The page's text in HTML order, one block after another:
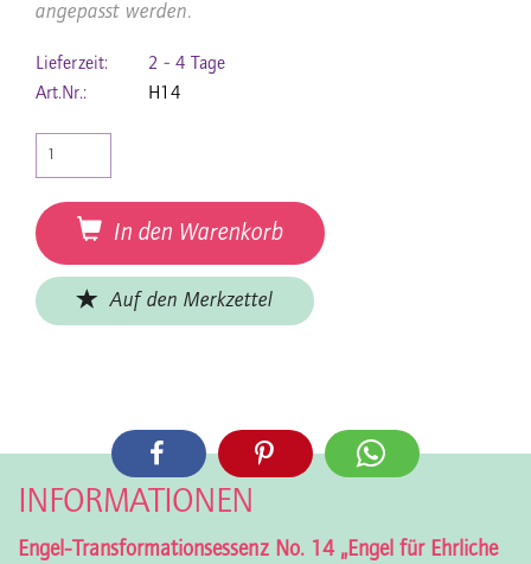
angepasst werden.
Lieferzeit:
2 - 4 Tage
Art.Nr.:
H14
In den Warenkorb
Auf den Merkzettel
INFORMATIONEN
Engel-Transformationsessenz No. 14 „Engel für Ehrliche